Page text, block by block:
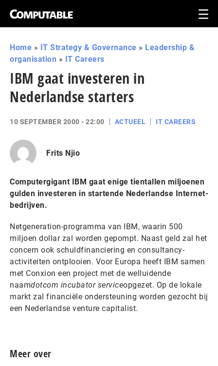
Home » IT Strategy & Governance » Leadership &
organisation » IT Careers
IBM gaat investeren in
Nederlandse starters
10 SEPTEMBER 2000 - 22:00 ACTUEEL IT CAREERS
Frits Njio
Computergigant IBM gaat enige tientallen miljoenen
gulden investeren in startende Nederlandse Internet-
bedrijven.
Netgeneration-programma van IBM, waarin 500
miljoen dollar zal worden gepompt. Naast geld zal het
concern ook schuldfinanciering en consultancy-
activiteiten ontplooien. Voor Europa heeft IBM samen
met Conxion een project met de welluidende
naamdotcom incubator serviceopgezet. Op de lokale
markt zal financiële ondersteuning worden gezocht bij
een Nederlandse venture capitalist.
Meer over